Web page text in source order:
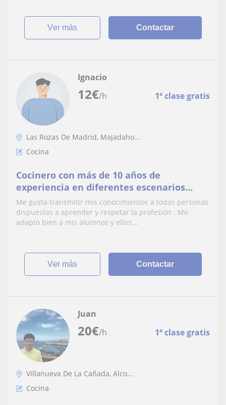
ver más Contactar
12€/h 1ª clase gratis
Ignacio
Las Rozas De Madrid, Majadaho...
Cocina
Cocinero con más de 10 años de
experiencia en diferentes escenarios
dentro de la hostelería . Especial atención
la cocina fusión y la cocina tradicional
española
Me gusta transmitir mis conocimientos a todas personas
dispuestas a aprender y respetar la profesión . Me
adapto bien a mis alumnos y ellos...
ver más Contactar
20€/h 1ª clase gratis
Juan
Villanueva De La Cañada, Alco...
Cocina